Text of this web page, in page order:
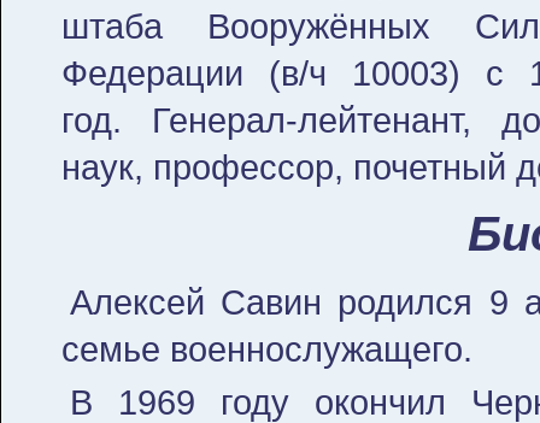
штаба Вооружённых
Федерации (в/ч 10003) с
год. Генерал-лейтенант,
наук, профессор, почетный
Алексей Савин родился 9
семье военнослужащего.
В 1969 году окончил